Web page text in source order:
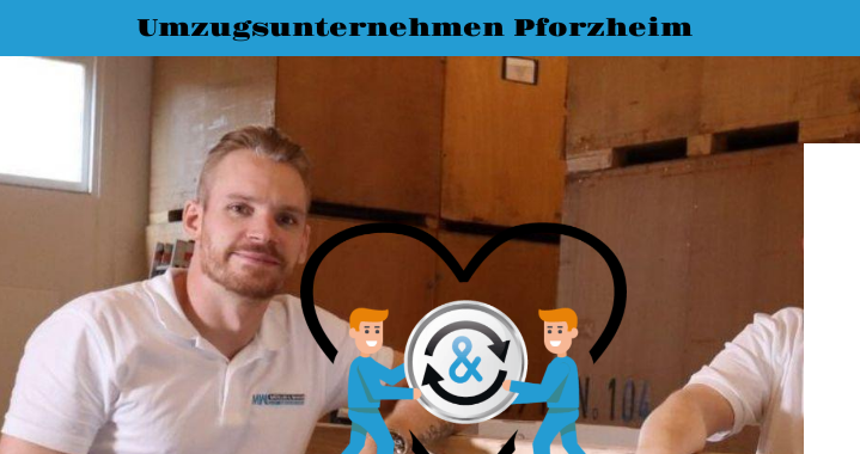
Umzugsunternehmen Pforzheim